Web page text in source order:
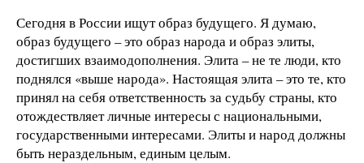
Сегодня в России ищут образ будущего. Я думаю,
образ будущего – это образ народа и образ элиты,
достигших взаимодополнения. Элита – не те люди, кто
поднялся «выше народа». Настоящая элита – это те, кто
принял на себя ответственность за судьбу страны, кто
отождествляет личные интересы с национальными,
государственными интересами. Элиты и народ должны
быть нераздельным, единым целым.